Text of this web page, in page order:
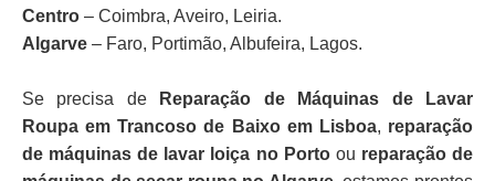
Centro – Coimbra, Aveiro, Leiria.
Algarve – Faro, Portimão, Albufeira, Lagos.
Se precisa de
Reparação de Máquinas de Lavar
Roupa em Trancoso de Baixo em Lisboa, reparação
de máquinas de lavar loiça no Portoou reparação de